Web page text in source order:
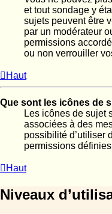
et tout sondage y
sujets peuvent être
par un modérateur
permissions
ou non verrouiller
Haut
Que sont les icônes de
Les icônes de sujet
associées à des
possibilité d’utiliser
permissions
Haut
Niveaux